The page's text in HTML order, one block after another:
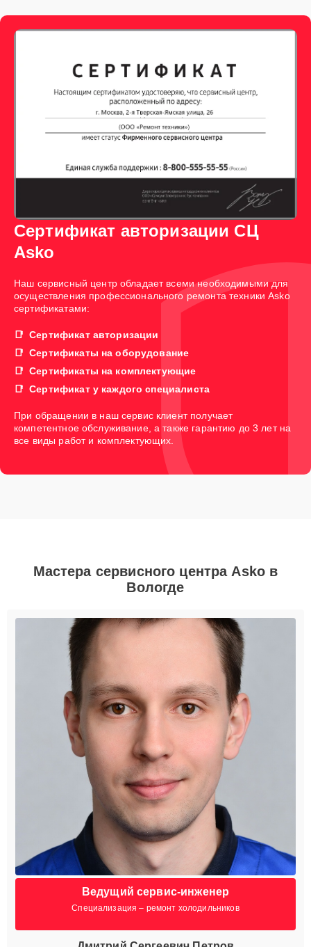
Сертификат авторизации СЦ
Asko
Наш сервисный центр обладает всеми необходимыми для
осуществления профессионального ремонта техники Asko
сертификатами:
Сертификат авторизации
Сертификаты на оборудование
Сертификаты на комплектующие
Сертификат у каждого специалиста
При обращении в наш сервис клиент получает
компетентное обслуживание, а также гарантию до 3 лет на
все виды работ и комплектующих.
Мастера сервисного центра Asko в
Вологде
Ведущий сервис-инженер
Специализация – ремонт холодильников